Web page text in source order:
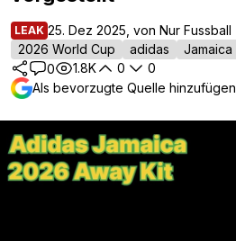
LEAK 25. Dez 2025, von Nur Fussball
2026 World Cup
adidas Jamaica
0
1.8K 0
0
Als bevorzugte Quelle hinzufügen